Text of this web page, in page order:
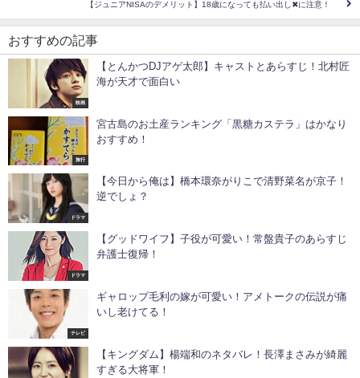
【ジュニアNISAのデメリット】18歳になっても払い出し✖に注意！
おすすめの記事
映画
【とんかつDJアゲ太郎】キャストとあらすじ！北村匠
海が天才で面白い
旅行
宮古島のお土産ランキング「黒糖カステラ」はかなり
おすすめ！
ドラマ
【今日から俺は】橋本環奈がりこで清野菜名が京子！
逆でしょ？
ドラマ
【グッドワイフ】子役が可愛い！常盤貴子のあらすじ
弁護士復帰！
テレビ
ギャロップ毛利の嫁が可愛い！アメトークの伝説が痛
いし老けてる！
【キングダム】楊端和のネタバレ！長澤まさみが綺麗
すぎる大将軍！